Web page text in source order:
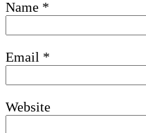
Name *
Email *
Website